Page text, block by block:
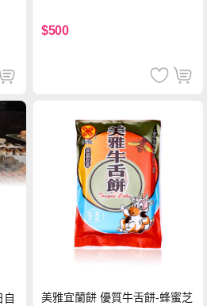
$500
自
美雅宜蘭餅 優質牛舌餅-蜂蜜芝